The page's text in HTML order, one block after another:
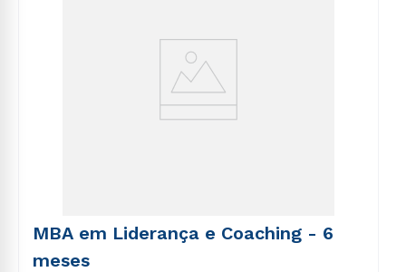
MBA em Liderança e Coaching - 6
meses